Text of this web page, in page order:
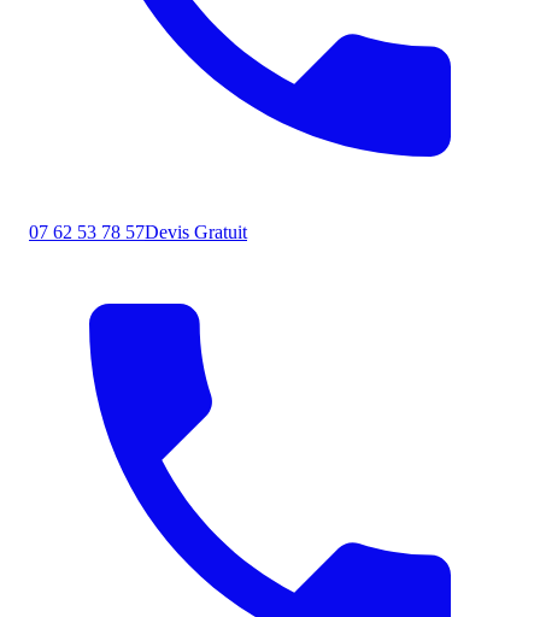
07 62 53 78 57Devis Gratuit